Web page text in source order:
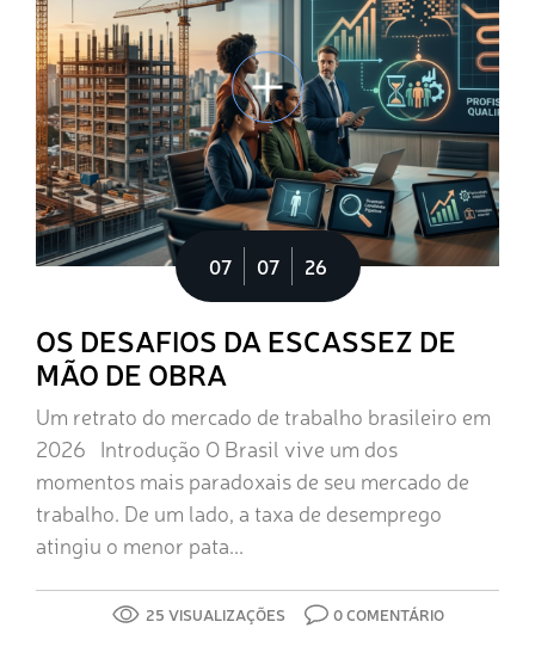
07 07 26
OS DESAFIOS DA ESCASSEZ DE
MÃO DE OBRA
Um retrato do mercado de trabalho brasileiro em
2026 Introdução O Brasil vive um dos
momentos mais paradoxais de seu mercado de
trabalho. De um lado, a taxa de desemprego
atingiu o menor pata...
25 VISUALIZAÇÕES 0 COMENTÁRIO